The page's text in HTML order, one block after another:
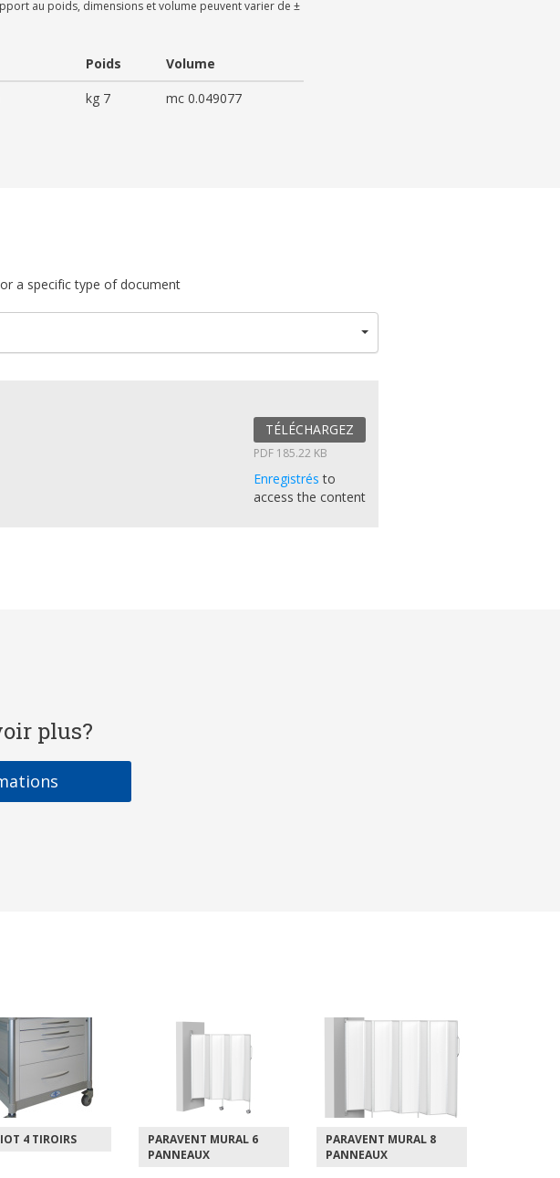
au poids, dimensions et volume peuvent varier de ±
Poids
Volume
kg 7 mc 0.049077
a specific type of document
TÉLÉCHARGEZ
PDF 185.22 KB
Enregistrésto
access the content
plus?
MURAL 6
PARAVENT MURAL 8
PANNEAUX
CHARIOT 2 ÉTAGÈRES